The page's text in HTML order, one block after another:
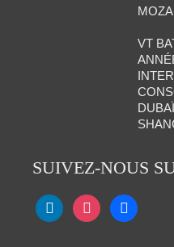
VT
SUIVEZ-NOUS